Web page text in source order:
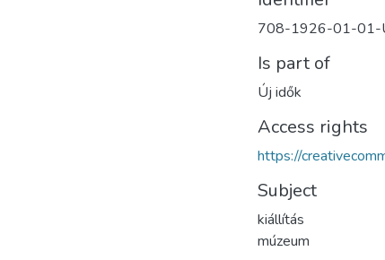
708-1926-01-01-
Is part of
Új idők
Access rights
https://
Subject
kiállítás
múzeum